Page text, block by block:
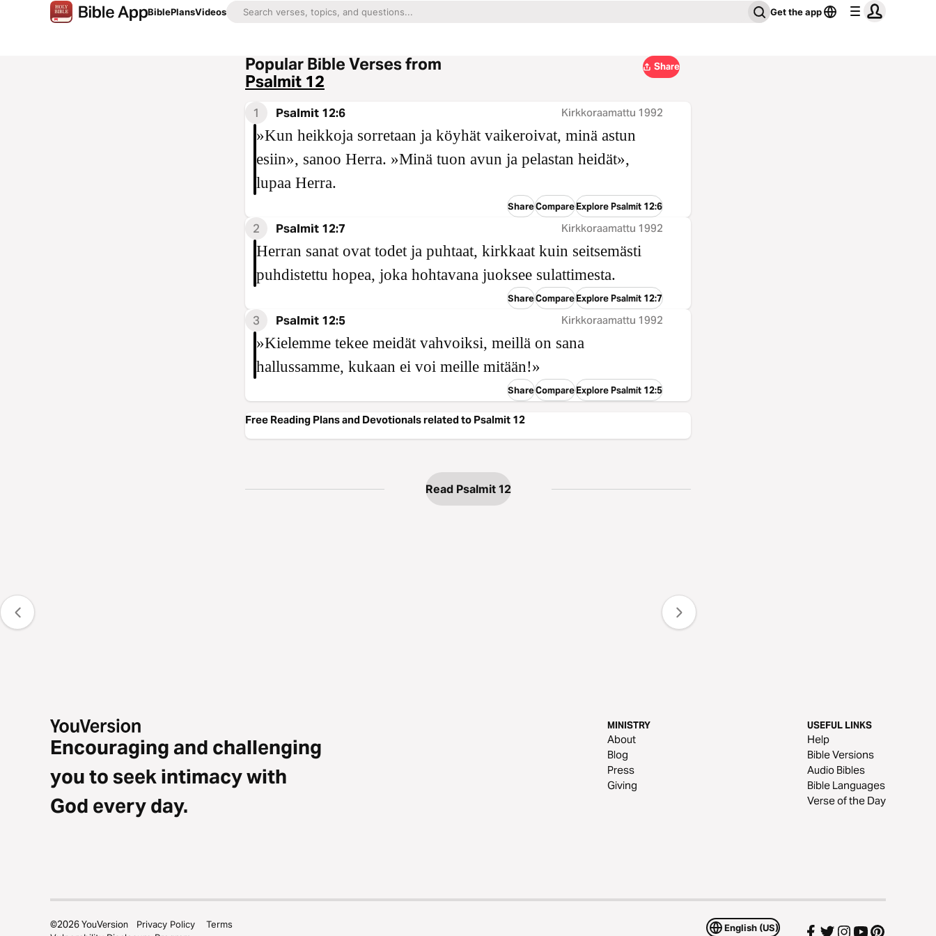
BiblePlansVideos Get the app
Popular Bible Verses from
Psalmit 12
Share
1 Psalmit 12:6 Kirkkoraamattu 1992
»Kun heikkoja sorretaan ja köyhät vaikeroivat, minä astun
esiin», sanoo Herra. »Minä tuon avun ja pelastan heidät»,
lupaa Herra.
ShareCompareExplore Psalmit 12:6
2 Psalmit 12:7 Kirkkoraamattu 1992
Herran sanat ovat todet ja puhtaat, kirkkaat kuin seitsemästi
puhdistettu hopea, joka hohtavana juoksee sulattimesta.
ShareCompareExplore Psalmit 12:7
3 Psalmit 12:5 Kirkkoraamattu 1992
»Kielemme tekee meidät vahvoiksi, meillä on sana
hallussamme, kukaan ei voi meille mitään!»
ShareCompareExplore Psalmit 12:5
Free Reading Plans and Devotionals related to Psalmit 12
Read Psalmit 12
Encouraging and challenging
you to seek intimacy with
God every day.
MINISTRY
About
Blog
Press
Giving
USEFUL LINKS
Help
Bible Versions
Audio Bibles
Bible Languages
Verse of the Day
English (US)
©2026YouVersion Privacy Policy
Terms